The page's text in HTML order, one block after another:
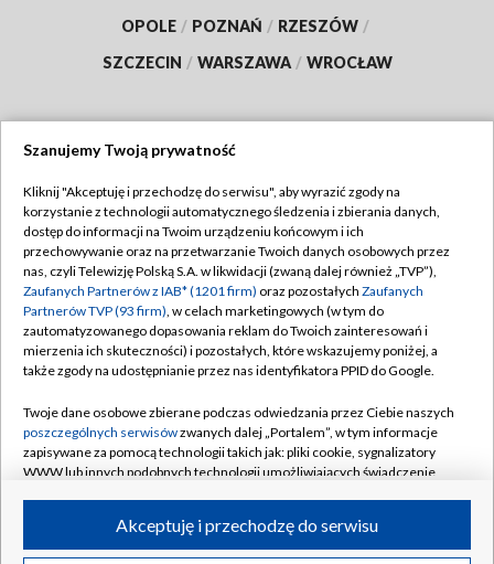
OPOLE / POZNAŃ / RZESZÓW /
SZCZECIN / WARSZAWA / WROCŁAW
TVP
Abonament TVP
Emisja w TVP
Centrum informacji TVP
Naziemna Telewizja Cyfrowa
Rada Programowa
System NOS
Informacje o nadawcy
Program dla prasy
Regulamin TVP
Polityka prywatności
Moje zgody
Pomoc
Kontakt
Kanały
©2026 Telewizja Polska S.A. w likwidacji
Szanujemy Twoją prywatność
Kliknij "Akceptuję i przechodzę do serwisu", aby wyrazić zgody na
korzystanie z technologii automatycznego śledzenia i zbierania danych,
dostęp do informacji na Twoim urządzeniu końcowym i ich
przechowywanie oraz na przetwarzanie Twoich danych osobowych przez
nas, czyli Telewizję Polską S.A. w likwidacji (zwaną dalej również „TVP”),
Zaufanych Partnerów z IAB* (1201 firm) oraz pozostałych Zaufanych
Partnerów TVP (93 firm), w celach marketingowych (w tym do
zautomatyzowanego dopasowania reklam do Twoich zainteresowań i
mierzenia ich skuteczności) i pozostałych, które wskazujemy poniżej, a
także zgody na udostępnianie przez nas identyfikatora PPID do Google.
Twoje dane osobowe zbierane podczas odwiedzania przez Ciebie naszych
poszczególnych serwisówzwanych dalej „Portalem”, w tym informacje
zapisywane za pomocą technologii takich jak: pliki cookie, sygnalizatory
WWW lub innych podobnych technologii umożliwiających świadczenie
ruchu w Internecie.Akceptuję i przechodzę do serwisu